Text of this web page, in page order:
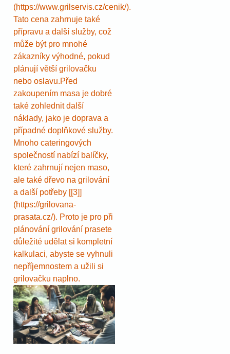
(https://www.grilservis.cz/cenik/).
Tato cena zahrnuje také
přípravu a další služby, což
může být pro mnohé
zákazníky výhodné, pokud
plánují větší grilovačku
nebo oslavu.Před
zakoupením masa je dobré
také zohlednit další
náklady, jako je doprava a
případné doplňkové služby.
Mnoho cateringových
společností nabízí balíčky,
které zahrnují nejen maso,
ale také dřevo na grilování
a další potřeby [[3]]
(https://grilovana-
prasata.cz/). Proto je pro při
plánování grilování prasete
důležité udělat si kompletní
kalkulaci, abyste se vyhnuli
nepříjemnostem a užili si
grilovačku naplno.